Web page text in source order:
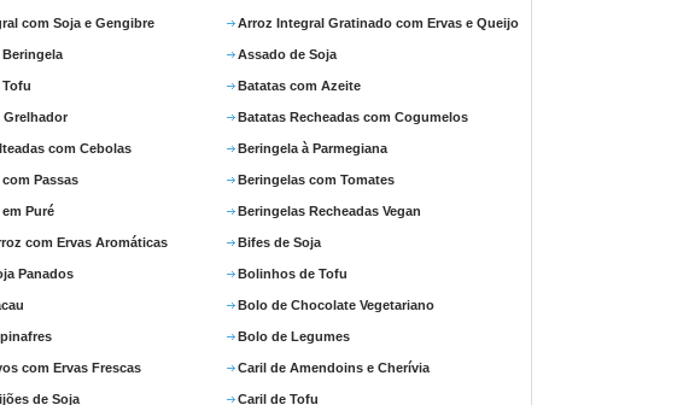
com Soja e Gengibre Arroz Integral Gratinado com Ervas e Queijo
Assado de Soja
Batatas com Azeite
Grelhador Batatas Recheadas com Cogumelos
com Cebolas Beringela à Parmegiana
Passas Beringelas com Tomates
Puré Beringelas Recheadas Vegan
com Ervas Aromáticas Bifes de Soja
Panados Bolinhos de Tofu
Bolo de Chocolate Vegetariano
Bolo de Legumes
com Ervas Frescas Caril de Amendoins e Cherívia
de Soja Caril de Tofu